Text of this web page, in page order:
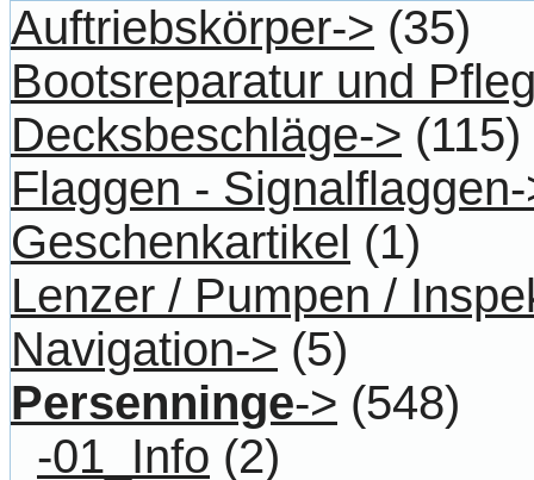
Auftriebskörper-> (35)
Bootsreparatur und
Decksbeschläge-> (115)
Flaggen -
Geschenkartikel (1)
Lenzer / Pumpen /
Navigation-> (5)
Persenninge-> (548)
-01_Info (2)